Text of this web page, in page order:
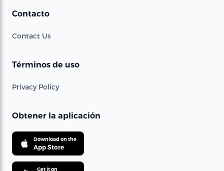
Contacto
Contact Us
Términos de uso
Privacy Policy
Obtener la aplicación
Download on the
App Store
Get it on